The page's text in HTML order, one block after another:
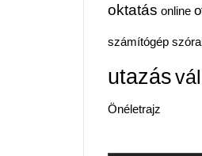
oktatás online
számítógép
utazás
Önéletrajz